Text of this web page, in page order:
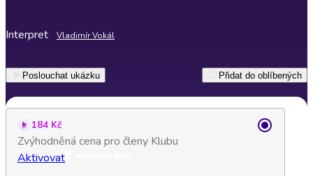
Interpret Vladimír Vokál
Poslouchat ukázku Přidat do oblíbených
184 Kč
Zvýhodněná cena pro členy Klubu
Aktivovat